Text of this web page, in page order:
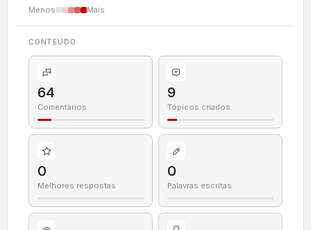
Menos Mais
CONTEÚDO
64
Comentários
9
Tópicos criados
0
Melhores respostas
0
Palavras escritas